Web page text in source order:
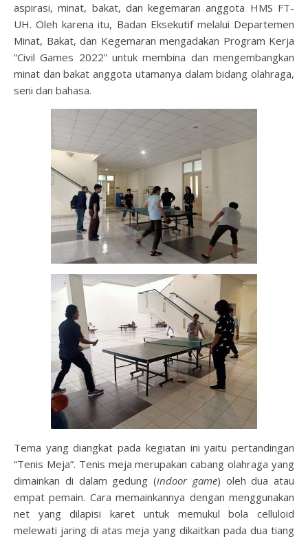
aspirasi, minat, bakat, dan kegemaran anggota HMS FT-
UH. Oleh karena itu, Badan Eksekutif melalui Departemen
Minat, Bakat, dan Kegemaran mengadakan Program Kerja
“Civil Games 2022” untuk membina dan mengembangkan
minat dan bakat anggota utamanya dalam bidang olahraga,
seni dan bahasa.
Tema yang diangkat pada kegiatan ini yaitu pertandingan
“Tenis Meja”. Tenis meja merupakan cabang olahraga yang
dimainkan di dalam gedung (indoor game) oleh dua atau
empat pemain. Cara memainkannya dengan menggunakan
net yang dilapisi karet untuk memukul bola celluloid
melewati jaring di atas meja yang dikaitkan pada dua tiang